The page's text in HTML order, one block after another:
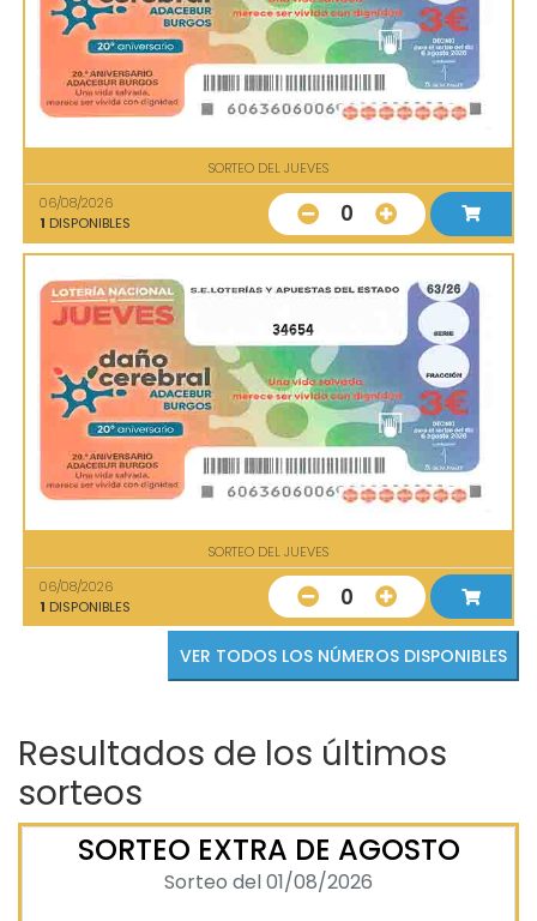
SORTEO DEL JUEVES
06/08/2026
1 DISPONIBLES 0
34654
SORTEO DEL JUEVES
06/08/2026
1 DISPONIBLES 0
VER TODOS LOS NÚMEROS DISPONIBLES
Resultados de los últimos
sorteos
SORTEO EXTRA DE AGOSTO
Sorteo del 01/08/2026